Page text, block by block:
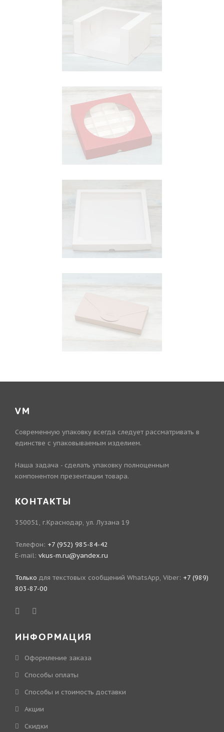
VM
Современную упаковку всегда следует рассматривать в
единстве с упаковываемым изделием.
Наша задача - сделать упаковку полноценным
компонентом презентации товара.
КОНТАКТЫ
350051, г.Краснодар, ул. Лузана 19
Телефон: +7 (952) 985-84-42
E-mail: vkus-m.ru@yandex.ru
Только для текстовых сообщений WhatsApp, Viber: +7 (989)
803-87-00
ИНФОРМАЦИЯ
Оформление заказа
Способы оплаты
Способы и стоимость доставки
Акции
Скидки